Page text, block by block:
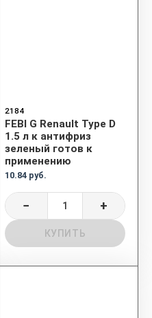
2184
FEBI G Renault Type D
1.5 л к антифриз
зеленый готов к
применению
10.84 руб.
− +
КУПИТЬ